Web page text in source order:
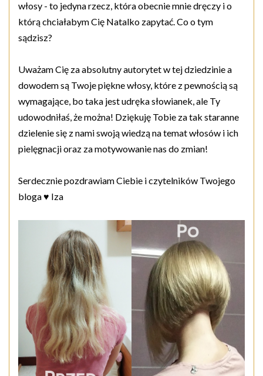
włosy - to jedyna rzecz, która obecnie mnie dręczy i o
którą chciałabym Cię Natalko zapytać. Co o tym
sądzisz?
Uważam Cię za absolutny autorytet w tej dziedzinie a
dowodem są Twoje piękne włosy, które z pewnością są
wymagające, bo taka jest udręka słowianek, ale Ty
udowodniłaś, że można! Dziękuję Tobie za tak staranne
dzielenie się z nami swoją wiedzą na temat włosów i ich
pielęgnacji oraz za motywowanie nas do zmian!
Serdecznie pozdrawiam Ciebie i czytelników Twojego
bloga ♥ Iza